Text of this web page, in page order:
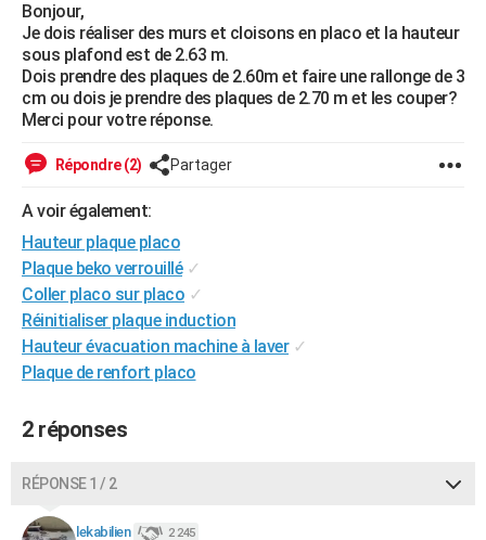
Forum
Aménagement intérieur
Extérieur
Cuisine
Salle de bains
Jardinage
Rangement
WEEK-END
Guides de France
Escapades
Patrimoine
Expositions
Musées
Week-end nature
LIFESTYLE
Art de vivre
Bien-être
Loisirs
Mode
Modes de vie
SANTE
Alimentation
Guide de la santé
Maladies
Médicaments
Sommeil
VOYAGE
Destinations
City break
Voyage nature
Voyage de noces
Forum
Climat
+PHOTO
GUIDES D'ACHAT
BONS PLANS
CARTE DE VOEUX
Carte de Noël
Carte Bonne année
Carte Saint-Valentin
Carte Pâques
Carte d'anniversaire
Dictionnaire
Biographies
Citations
Expressions
Proverbes
PROGRAMME TV
COPAINS D'AVANT
S'inscrire
Se connecter
Lycées
Collèges
Primaires
Universités
Entreprises
Service militaire
Avis de recherche
AVIS DE DÉCÈS
Bonjour,
Je dois réaliser des murs et cloisons en placo et la hauteur
sous plafond est de 2.63 m.
Dois prendre des plaques de 2.60m et faire une rallonge de 3
cm ou dois je prendre des plaques de 2.70 m et les couper?
Merci pour votre réponse.
Répondre (2) Partager
A voir également:
Hauteur plaque placo
Plaque beko verrouillé ✓
Coller placo sur placo ✓
Réinitialiser plaque induction
Hauteur évacuation machine à laver ✓
Plaque de renfort placo
2 réponses
RÉPONSE 1 / 2
lekabilien 2 245